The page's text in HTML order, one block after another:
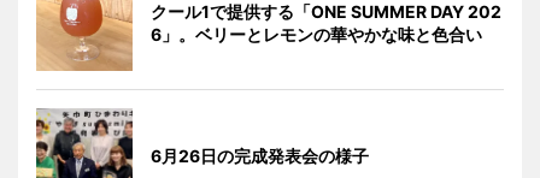
クール1で提供する「ONE SUMMER DAY 202
6」。ベリーとレモンの華やかな味と色合い
6月26日の完成発表会の様子